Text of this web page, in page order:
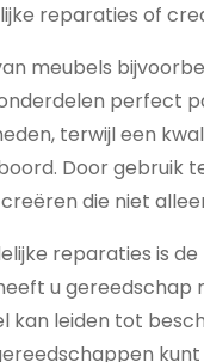
reparaties of
meubels
perfect
terwijl een
Door gebruik
die niet
reparaties is
u gereedschap
kan leiden tot